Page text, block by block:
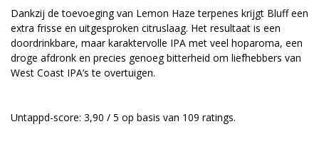
Dankzij de toevoeging van Lemon Haze terpenes krijgt Bluff een
extra frisse en uitgesproken citruslaag. Het resultaat is een
doordrinkbare, maar karaktervolle IPA met veel hoparoma, een
droge afdronk en precies genoeg bitterheid om liefhebbers van
West Coast IPA’s te overtuigen.
Untappd-score: 3,90 / 5 op basis van 109 ratings.